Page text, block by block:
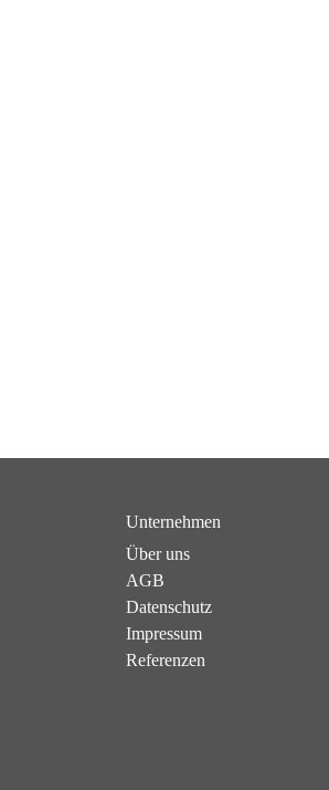
Unternehmen
Über uns
AGB
Datenschutz
Impressum
Referenzen